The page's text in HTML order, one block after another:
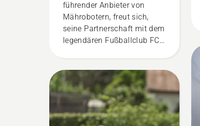
führender Anbieter von
Mährobotern, freut sich,
seine Partnerschaft mit dem
legendären Fußballclub FC